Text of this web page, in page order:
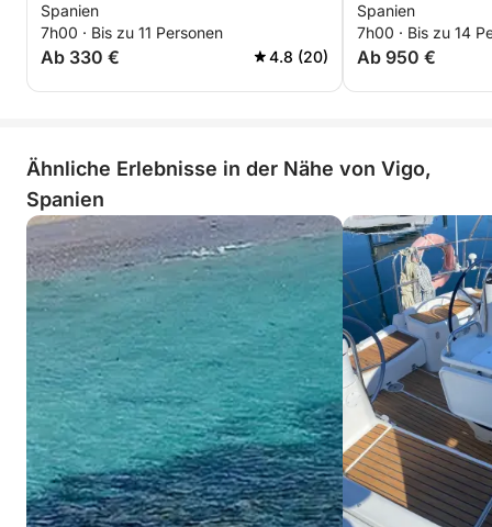
Spanien
7h00 · Bis zu 11 Personen
Ab 330 € 4.8 (20)
Spanien
7h00 · Bis zu 14
Ab 950 €
Ähnliche Erlebnisse in der Nähe von Vigo,
Spanien